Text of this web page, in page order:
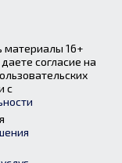
материалы 16+
согласие на
с